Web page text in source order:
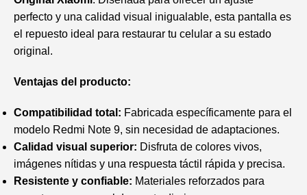
perfecto y una calidad visual inigualable, esta pantalla es
el repuesto ideal para restaurar tu celular a su estado
original.
Ventajas del producto:
Compatibilidad total: Fabricada específicamente para el
modelo Redmi Note 9, sin necesidad de adaptaciones.
Calidad visual superior: Disfruta de colores vivos,
imágenes nítidas y una respuesta táctil rápida y precisa.
Resistente y confiable: Materiales reforzados para